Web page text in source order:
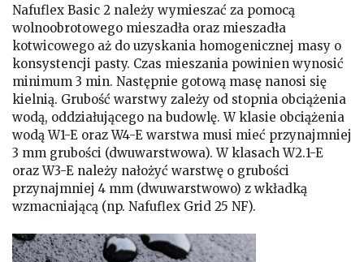
Nafuflex Basic 2 należy wymieszać za pomocą
wolnoobrotowego mieszadła oraz mieszadła
kotwicowego aż do uzyskania homogenicznej masy o
konsystencji pasty. Czas mieszania powinien wynosić
minimum 3 min. Następnie gotową masę nanosi się
kielnią. Grubość warstwy zależy od stopnia obciążenia
wodą, oddziałującego na budowlę. W klasie obciążenia
wodą W1-E oraz W4-E warstwa musi mieć przynajmniej
3 mm grubości (dwuwarstwowa). W klasach W2.1-E
oraz W3-E należy nałożyć warstwę o grubości
przynajmniej 4 mm (dwuwarstwowo) z wkładką
wzmacniającą (np. Nafuflex Grid 25 NF).